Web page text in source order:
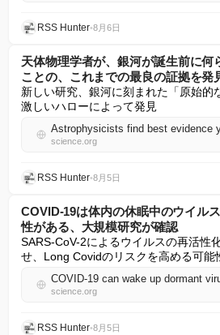
RSS Hunter•8月6日
天体物理学者が、銀河が誕生前に何
ことの、これまでの最良の証拠を発
新しい研究、銀河に刻まれた「原始的
激しいハローによって発見
science.org
RSS Hunter•8月5日
COVID-19は体内の休眠中のウイル
性がある、大規模研究が確認
SARS-CoV-2によるウイルスの再活性
せ、Long Covidのリスクを高める可能
science.org
RSS Hunter•8月5日